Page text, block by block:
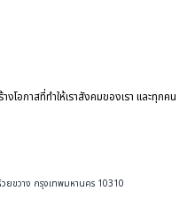
งโอกาสที่ทำให้เราสังคมของเรา และทุกคน
ยขวาง กรุงเทพมหานคร 10310